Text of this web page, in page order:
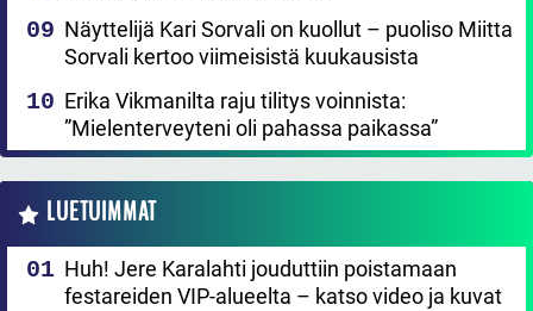
Näyttelijä Kari Sorvali on kuollut – puoliso Miitta
Sorvali kertoo viimeisistä kuukausista
Erika Vikmanilta raju tilitys voinnista:
”Mielenterveyteni oli pahassa paikassa”
LUETUIMMAT
Huh! Jere Karalahti jouduttiin poistamaan
festareiden VIP-alueelta – katso video ja kuvat